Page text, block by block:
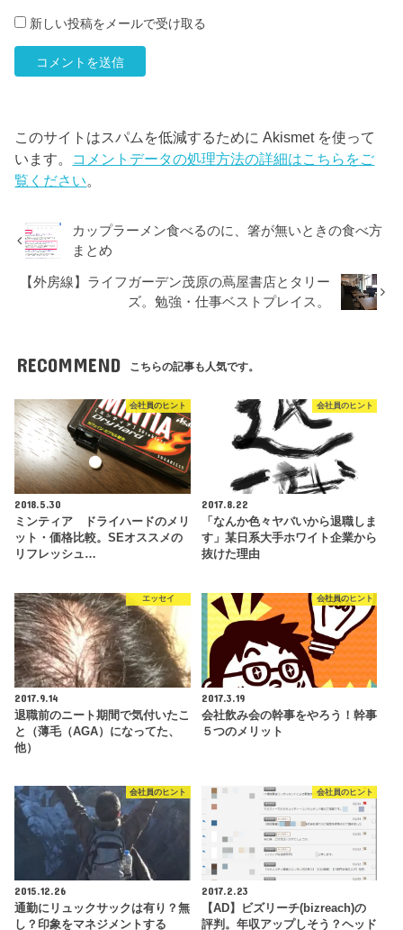
新しい投稿をメールで受け取る
このサイトはスパムを低減するために Akismet を使って
います。 コメントデータの処理方法の詳細はこちらをご
覧ください。
カップラーメン食べるのに、箸が無いときの食べ方
まとめ
【外房線】ライフガーデン茂原の蔦屋書店とタリー
ズ。勉強・仕事ベストプレイス。
RECOMMEND こちらの記事も人気です。
会社員のヒント
2018.5.30
ミンティア ドライハードのメリ
ット・価格比較。SEオススメの
リフレッシュ…
会社員のヒント
2017.8.22
「なんか色々ヤバいから退職しま
す」某日系大手ホワイト企業から
抜けた理由
エッセイ
2017.9.14
退職前のニート期間で気付いたこ
と（薄毛（AGA）になってた、
他）
会社員のヒント
2017.3.19
会社飲み会の幹事をやろう！幹事
５つのメリット
会社員のヒント
2015.12.26
通勤にリュックサックは有り？無
し？印象をマネジメントする
会社員のヒント
2017.2.23
【AD】ビズリーチ(bizreach)の
評判。年収アップしそう？ヘッド